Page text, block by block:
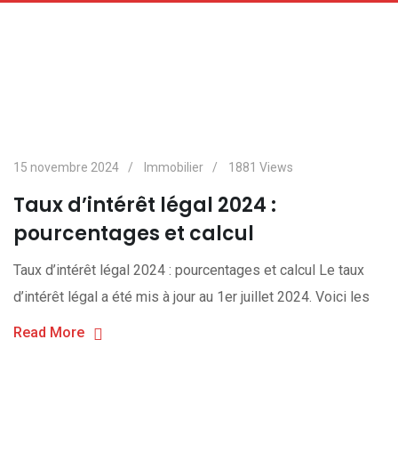
15 novembre 2024 Immobilier 1881 Views
Taux d’intérêt légal 2024 :
pourcentages et calcul
Taux d’intérêt légal 2024 : pourcentages et calcul Le taux
d’intérêt légal a été mis à jour au 1er juillet 2024. Voici les
Read More